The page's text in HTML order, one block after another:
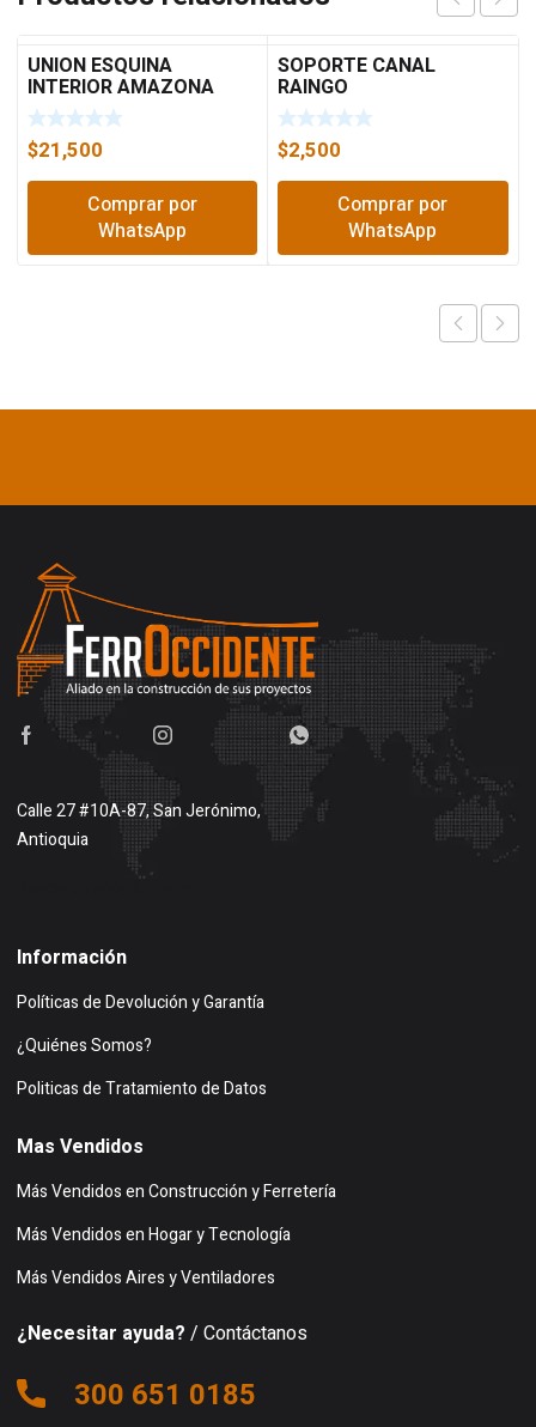
UNION ESQUINA
INTERIOR AMAZONA
TUBOPLEX
$21,500
Comprar por
WhatsApp
SOPORTE CANAL
RAINGO
$2,500
Comprar por
WhatsApp
Calle 27 #10A-87, San Jerónimo,
Antioquia
Información
Políticas de Devolución y Garantía
¿Quiénes Somos?
Politicas de Tratamiento de Datos
Mas Vendidos
Más Vendidos en Construcción y Ferretería
Más Vendidos en Hogar y Tecnología
Más Vendidos Aires y Ventiladores
¿Necesitar ayuda? / Contáctanos
300 651 0185